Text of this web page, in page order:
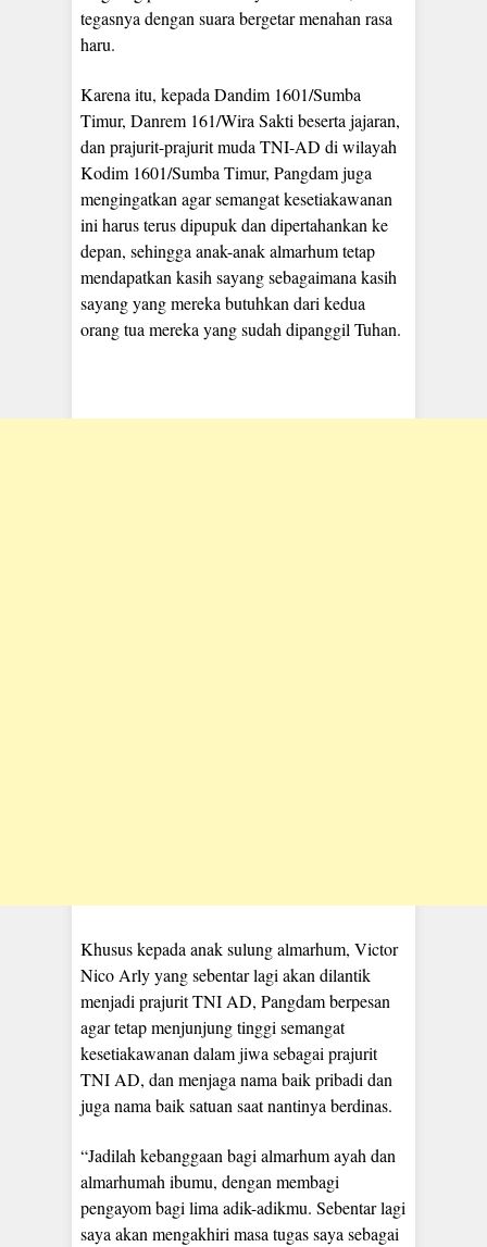
tegasnya dengan suara bergetar menahan rasa
haru.
Karena itu, kepada Dandim 1601/Sumba
Timur, Danrem 161/Wira Sakti beserta jajaran,
dan prajurit-prajurit muda TNI-AD di wilayah
Kodim 1601/Sumba Timur, Pangdam juga
mengingatkan agar semangat kesetiakawanan
ini harus terus dipupuk dan dipertahankan ke
depan, sehingga anak-anak almarhum tetap
mendapatkan kasih sayang sebagaimana kasih
sayang yang mereka butuhkan dari kedua
orang tua mereka yang sudah dipanggil Tuhan.
Khusus kepada anak sulung almarhum, Victor
Nico Arly yang sebentar lagi akan dilantik
menjadi prajurit TNI AD, Pangdam berpesan
agar tetap menjunjung tinggi semangat
kesetiakawanan dalam jiwa sebagai prajurit
TNI AD, dan menjaga nama baik pribadi dan
juga nama baik satuan saat nantinya berdinas.
“Jadilah kebanggaan bagi almarhum ayah dan
almarhumah ibumu, dengan membagi
pengayom bagi lima adik-adikmu. Sebentar lagi
saya akan mengakhiri masa tugas saya sebagai